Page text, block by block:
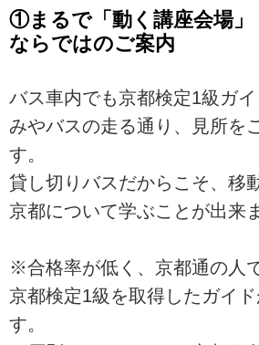
①まるで「動く講座会場」
ならではのご案内
バス車内でも京都検定1級ガ
みやバスの走る通り、見所を
す。
貸し切りバスだからこそ、移
京都について学ぶことが出来
※合格率が低く、京都通の人
京都検定1級を取得したガイ
す。